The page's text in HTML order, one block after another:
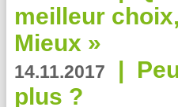
meilleur
Mieux »
14.11.2017 |
plus ?